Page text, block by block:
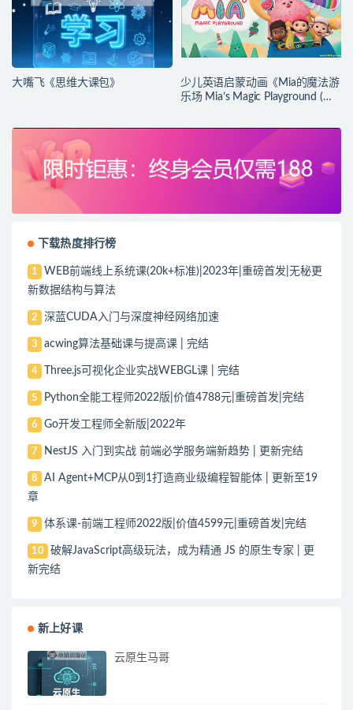
大嘴飞《思维大课包》
少儿英语启蒙动画《Mia的魔法游
乐场 Mia’s Magic Playground (动
下载热度排行榜
1
WEB前端线上系统课(20k+标准)|2023年|重磅首发|无秘更
新数据结构与算法
2 深蓝CUDA入门与深度神经网络加速
3 acwing算法基础课与提高课 | 完结
4 Three.js可视化企业实战WEBGL课 | 完结
5 Python全能工程师2022版|价值4788元|重磅首发|完结
6 Go开发工程师全新版|2022年
7 NestJS 入门到实战 前端必学服务端新趋势 | 更新完结
8
AI Agent+MCP从0到1打造商业级编程智能体 | 更新至19
章
9 体系课-前端工程师2022版|价值4599元|重磅首发|完结
10
破解JavaScript高级玩法，成为精通 JS 的原生专家 | 更
新完结
新上好课
云原生马哥